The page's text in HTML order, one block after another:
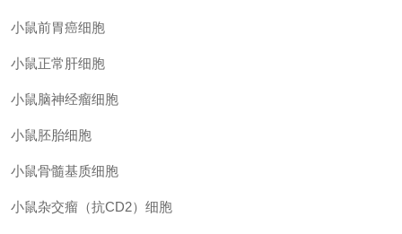
小鼠前胃癌细胞
小鼠正常肝细胞
小鼠脑神经瘤细胞
小鼠胚胎细胞
小鼠骨髓基质细胞
小鼠杂交瘤（抗CD2）细胞